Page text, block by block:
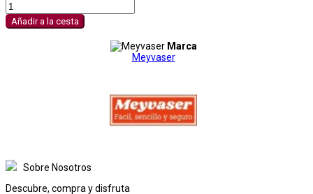
Añadir a la cesta
Marca
Meyvaser
Sobre Nosotros
Descubre, compra y disfruta